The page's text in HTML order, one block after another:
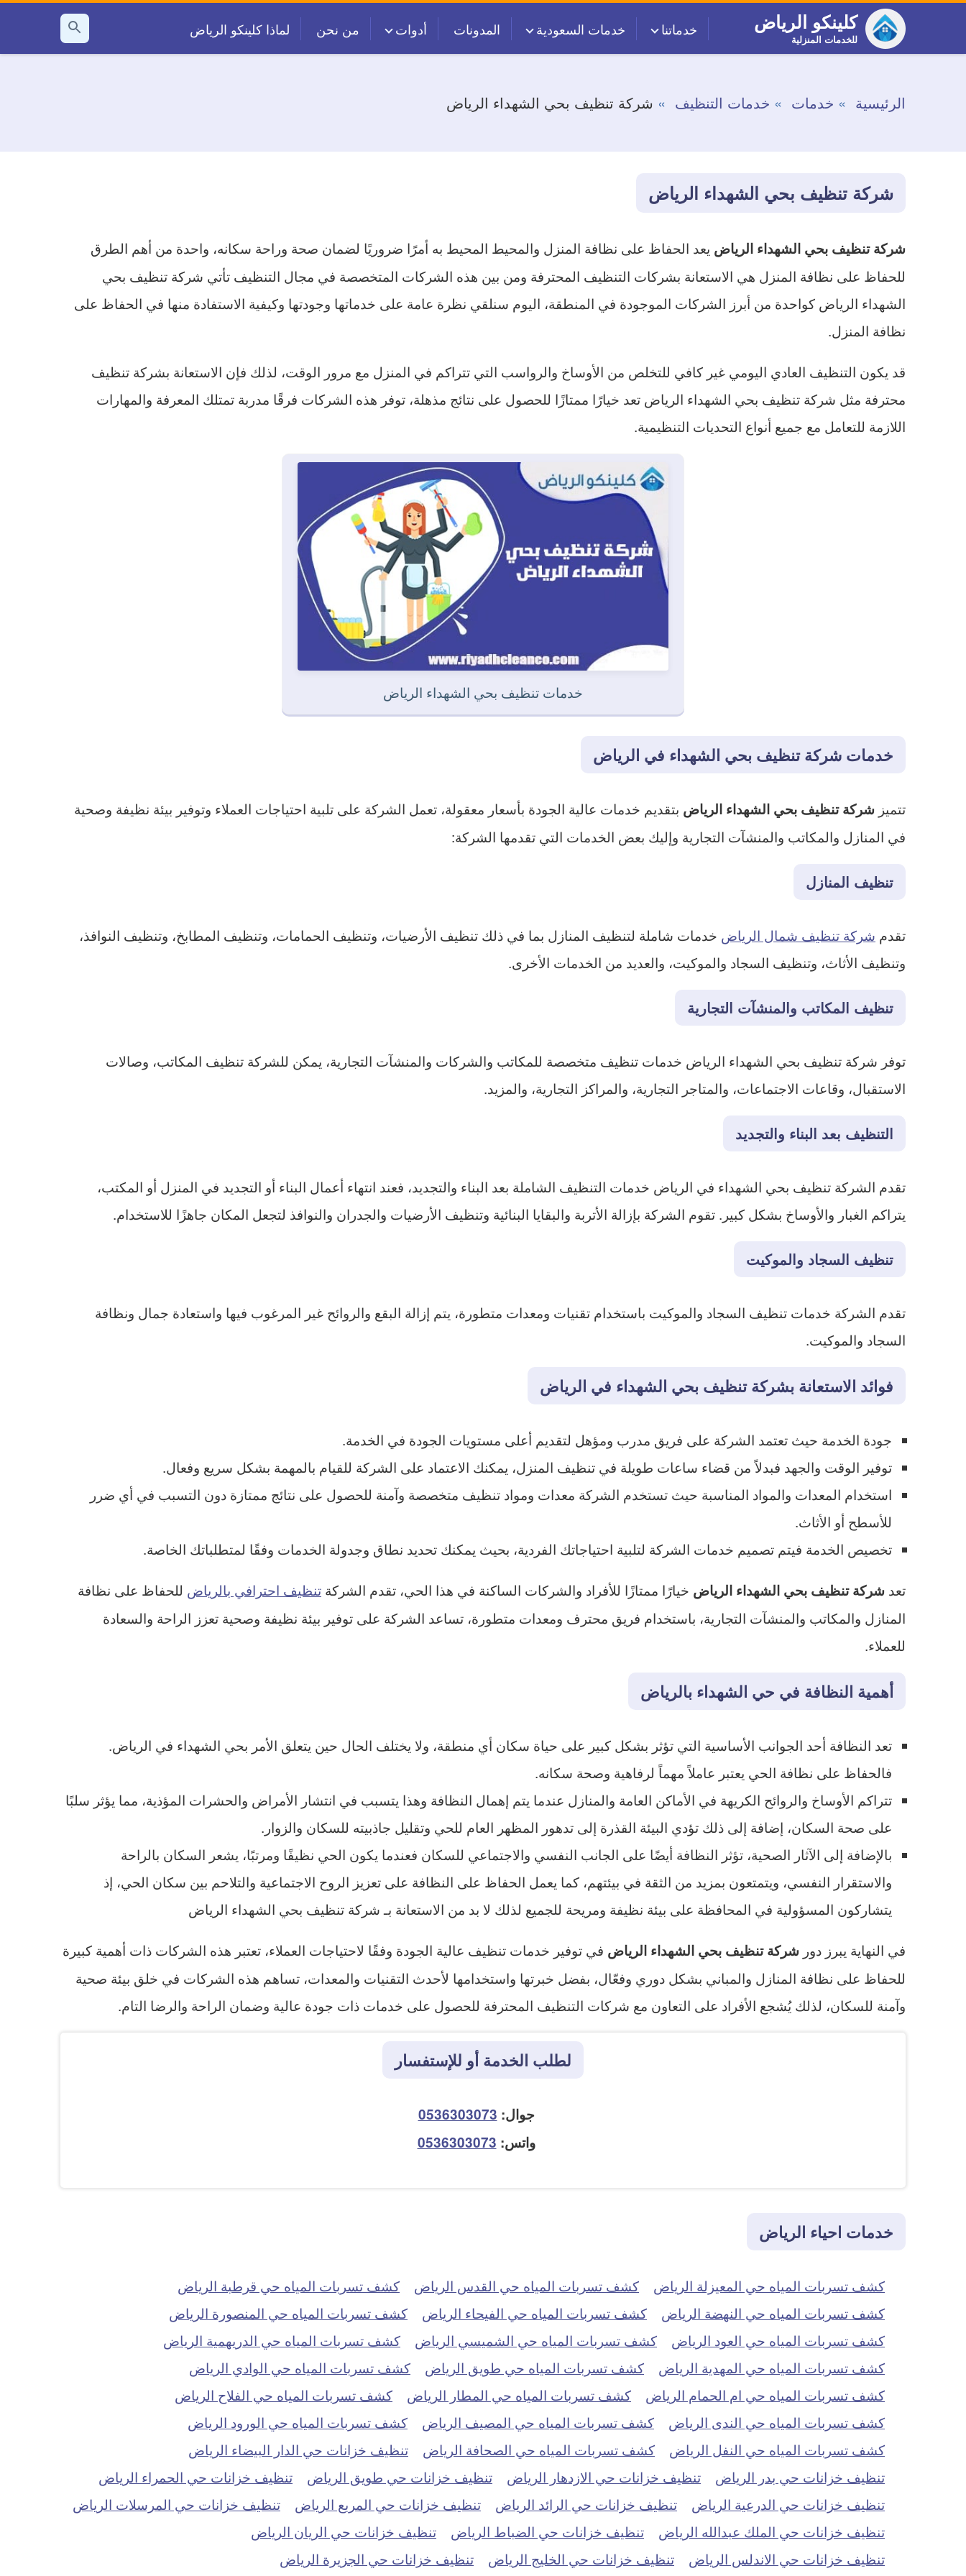
كلينكو الرياض
للخدمات المنزلية
خدماتنا خدمات السعودية المدونات أدوات من نحن لماذا كلينكو الرياض
بحث
عن
الرئيسية خدمات خدمات التنظيف شركة تنظيف بحي الشهداء الرياض
شركة تنظيف بحي الشهداء الرياض
شركة تنظيف بحي الشهداء الرياض يعد الحفاظ على نظافة المنزل والمحيط المحيط به أمرًا ضروريًا لضمان صحة وراحة سكانه، واحدة من أهم الطرق
للحفاظ على نظافة المنزل هي الاستعانة بشركات التنظيف المحترفة ومن بين هذه الشركات المتخصصة في مجال التنظيف تأتي شركة تنظيف بحي
الشهداء الرياض كواحدة من أبرز الشركات الموجودة في المنطقة، اليوم سنلقي نظرة عامة على خدماتها وجودتها وكيفية الاستفادة منها في الحفاظ على
نظافة المنزل.
قد يكون التنظيف العادي اليومي غير كافي للتخلص من الأوساخ والرواسب التي تتراكم في المنزل مع مرور الوقت، لذلك فإن الاستعانة بشركة تنظيف
محترفة مثل شركة تنظيف بحي الشهداء الرياض تعد خيارًا ممتازًا للحصول على نتائج مذهلة، توفر هذه الشركات فرقًا مدربة تمتلك المعرفة والمهارات
اللازمة للتعامل مع جميع أنواع التحديات التنظيمية.
خدمات تنظيف بحي الشهداء الرياض
خدمات شركة تنظيف بحي الشهداء في الرياض
تتميز شركة تنظيف بحي الشهداء الرياض بتقديم خدمات عالية الجودة بأسعار معقولة، تعمل الشركة على تلبية احتياجات العملاء وتوفير بيئة نظيفة وصحية
في المنازل والمكاتب والمنشآت التجارية وإليك بعض الخدمات التي تقدمها الشركة:
تنظيف المنازل
تقدم شركة تنظيف شمال الرياض خدمات شاملة لتنظيف المنازل بما في ذلك تنظيف الأرضيات، وتنظيف الحمامات، وتنظيف المطابخ، وتنظيف النوافذ،
وتنظيف الأثاث، وتنظيف السجاد والموكيت، والعديد من الخدمات الأخرى.
تنظيف المكاتب والمنشآت التجارية
توفر شركة تنظيف بحي الشهداء الرياض خدمات تنظيف متخصصة للمكاتب والشركات والمنشآت التجارية، يمكن للشركة تنظيف المكاتب، وصالات
الاستقبال، وقاعات الاجتماعات، والمتاجر التجارية، والمراكز التجارية، والمزيد.
التنظيف بعد البناء والتجديد
تقدم الشركة تنظيف بحي الشهداء في الرياض خدمات التنظيف الشاملة بعد البناء والتجديد، فعند انتهاء أعمال البناء أو التجديد في المنزل أو المكتب،
يتراكم الغبار والأوساخ بشكل كبير. تقوم الشركة بإزالة الأتربة والبقايا البنائية وتنظيف الأرضيات والجدران والنوافذ لتجعل المكان جاهزًا للاستخدام.
تنظيف السجاد والموكيت
تقدم الشركة خدمات تنظيف السجاد والموكيت باستخدام تقنيات ومعدات متطورة، يتم إزالة البقع والروائح غير المرغوب فيها واستعادة جمال ونظافة
السجاد والموكيت.
فوائد الاستعانة بشركة تنظيف بحي الشهداء في الرياض
جودة الخدمة حيث تعتمد الشركة على فريق مدرب ومؤهل لتقديم أعلى مستويات الجودة في الخدمة.
توفير الوقت والجهد فبدلاً من قضاء ساعات طويلة في تنظيف المنزل، يمكنك الاعتماد على الشركة للقيام بالمهمة بشكل سريع وفعال.
استخدام المعدات والمواد المناسبة حيث تستخدم الشركة معدات ومواد تنظيف متخصصة وآمنة للحصول على نتائج ممتازة دون التسبب في أي ضرر
للأسطح أو الأثاث.
تخصيص الخدمة فيتم تصميم خدمات الشركة لتلبية احتياجاتك الفردية، بحيث يمكنك تحديد نطاق وجدولة الخدمات وفقًا لمتطلباتك الخاصة.
تعد شركة تنظيف بحي الشهداء الرياض خيارًا ممتازًا للأفراد والشركات الساكنة في هذا الحي، تقدم الشركة تنظيف احترافي بالرياض للحفاظ على نظافة
المنازل والمكاتب والمنشآت التجارية، باستخدام فريق محترف ومعدات متطورة، تساعد الشركة على توفير بيئة نظيفة وصحية تعزز الراحة والسعادة
للعملاء.
أهمية النظافة في حي الشهداء بالرياض
تعد النظافة أحد الجوانب الأساسية التي تؤثر بشكل كبير على حياة سكان أي منطقة، ولا يختلف الحال حين يتعلق الأمر بحي الشهداء في الرياض.
فالحفاظ على نظافة الحي يعتبر عاملاً مهماً لرفاهية وصحة سكانه.
تتراكم الأوساخ والروائح الكريهة في الأماكن العامة والمنازل عندما يتم إهمال النظافة وهذا يتسبب في انتشار الأمراض والحشرات المؤذية، مما يؤثر سلبًا
على صحة السكان، إضافة إلى ذلك تؤدي البيئة القذرة إلى تدهور المظهر العام للحي وتقليل جاذبيته للسكان والزوار.
بالإضافة إلى الآثار الصحية، تؤثر النظافة أيضًا على الجانب النفسي والاجتماعي للسكان فعندما يكون الحي نظيفًا ومرتبًا، يشعر السكان بالراحة
والاستقرار النفسي، ويتمتعون بمزيد من الثقة في بيئتهم، كما يعمل الحفاظ على النظافة على تعزيز الروح الاجتماعية والتلاحم بين سكان الحي، إذ
يتشاركون المسؤولية في المحافظة على بيئة نظيفة ومريحة للجميع لذلك لا بد من الاستعانة بـ شركة تنظيف بحي الشهداء الرياض
في النهاية يبرز دور شركة تنظيف بحي الشهداء الرياض في توفير خدمات تنظيف عالية الجودة وفقًا لاحتياجات العملاء، تعتبر هذه الشركات ذات أهمية كبيرة
للحفاظ على نظافة المنازل والمباني بشكل دوري وفعّال، بفضل خبرتها واستخدامها لأحدث التقنيات والمعدات، تساهم هذه الشركات في خلق بيئة صحية
وآمنة للسكان، لذلك يُشجع الأفراد على التعاون مع شركات التنظيف المحترفة للحصول على خدمات ذات جودة عالية وضمان الراحة والرضا التام.
لطلب الخدمة أو للإستفسار
جوال: 0536303073
واتس: 0536303073
خدمات احياء الرياض
كشف تسربات المياه حي المعيزلة الرياض كشف تسربات المياه حي القدس الرياض
كشف تسربات المياه حي قرطبة الرياض
كشف تسربات المياه حي النهضة الرياض
كشف تسربات المياه حي الفيحاء الرياض
كشف تسربات المياه حي المنصورة الرياض
كشف تسربات المياه حي العود الرياض
كشف تسربات المياه حي الشميسي الرياض
كشف تسربات المياه حي الدريهمية الرياض
كشف تسربات المياه حي المهدية الرياض
كشف تسربات المياه حي طويق الرياض
كشف تسربات المياه حي الوادي الرياض
كشف تسربات المياه حي ام الحمام الرياض
كشف تسربات المياه حي المطار الرياض
كشف تسربات المياه حي الفلاح الرياض
كشف تسربات المياه حي الندى الرياض
كشف تسربات المياه حي المصيف الرياض
كشف تسربات المياه حي الورود الرياض
كشف تسربات المياه حي النفل الرياض
كشف تسربات المياه حي الصحافة الرياض
تنظيف خزانات حي الدار البيضاء الرياض
تنظيف خزانات حي بدر الرياض
تنظيف خزانات حي الازدهار الرياض تنظيف خزانات حي طويق الرياض
تنظيف خزانات حي الحمراء الرياض
تنظيف خزانات حي الدرعية الرياض
تنظيف خزانات حي الرائد الرياض تنظيف خزانات حي المربع الرياض
تنظيف خزانات حي المرسلات الرياض
تنظيف خزانات حي الملك عبدالله الرياض
تنظيف خزانات حي الضباط الرياض
تنظيف خزانات حي الريان الرياض
تنظيف خزانات حي الاندلس الرياض
تنظيف خزانات حي الخليج الرياض تنظيف خزانات حي الجزيرة الرياض